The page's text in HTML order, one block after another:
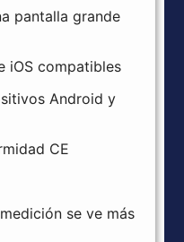
pantalla grande
iOS compatibles
Android y
CE
se ve más